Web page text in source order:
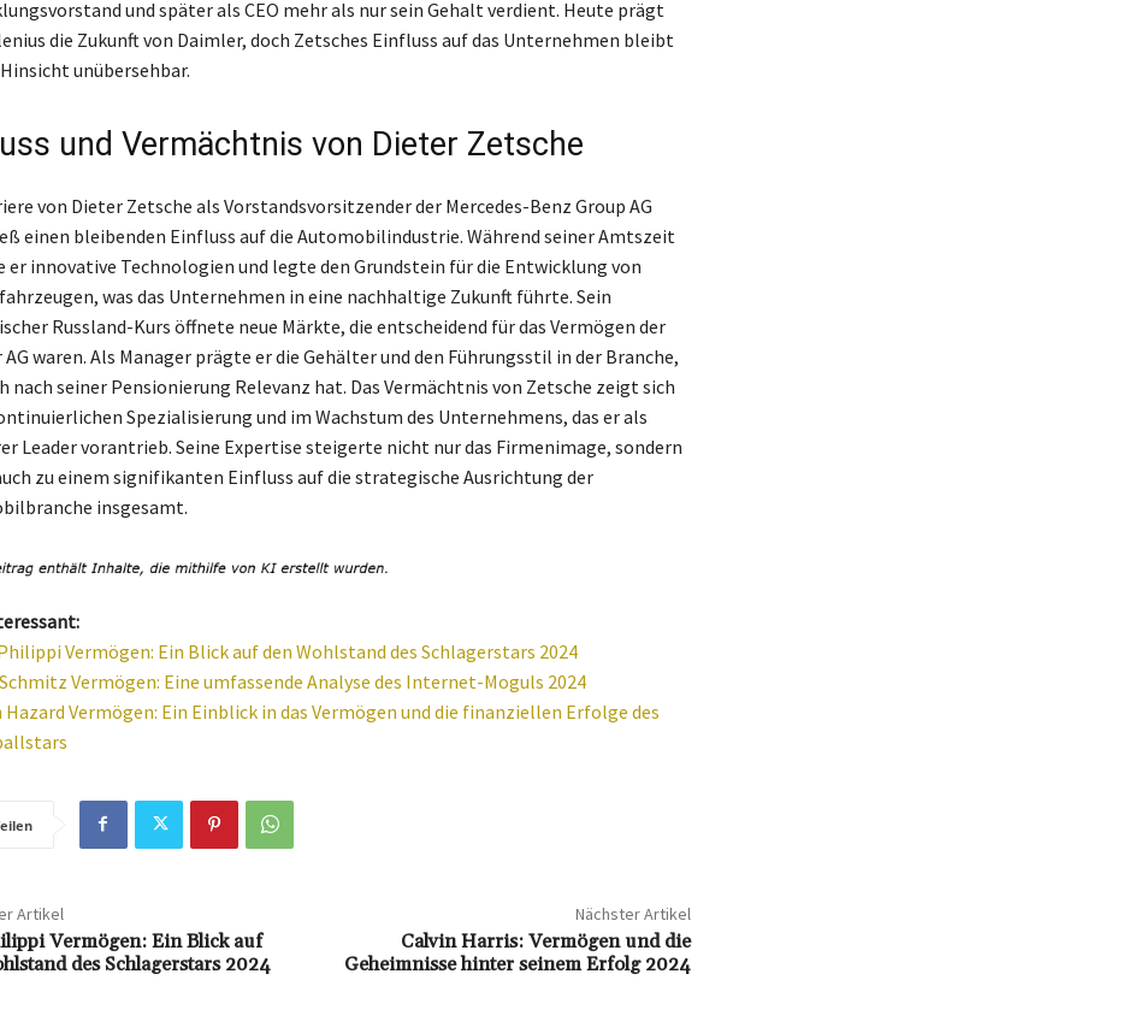
und später als CEO mehr als nur sein Gehalt verdient. Heute prägt
die Zukunft von Daimler, doch Zetsches Einfluss auf das Unternehmen bleibt
unübersehbar.
und Vermächtnis von Dieter Zetsche
von Dieter Zetsche als Vorstandsvorsitzender der Mercedes-Benz Group AG
einen bleibenden Einfluss auf die Automobilindustrie. Während seiner Amtszeit
er innovative Technologien und legte den Grundstein für die Entwicklung von
was das Unternehmen in eine nachhaltige Zukunft führte. Sein
Russland-Kurs öffnete neue Märkte, die entscheidend für das Vermögen der
waren. Als Manager prägte er die Gehälter und den Führungsstil in der Branche,
nach seiner Pensionierung Relevanz hat. Das Vermächtnis von Zetsche zeigt sich
Spezialisierung und im Wachstum des Unternehmens, das er als
Leader vorantrieb. Seine Expertise steigerte nicht nur das Firmenimage, sondern
zu einem signifikanten Einfluss auf die strategische Ausrichtung der
insgesamt.
Vermögen: Ein Blick auf den Wohlstand des Schlagerstars 2024
Vermögen: Eine umfassende Analyse des Internet-Moguls 2024
Hazard Vermögen: Ein Einblick in das Vermögen und die finanziellen Erfolge des
Artikel
Vermögen: Ein Blick auf
des Schlagerstars 2024
Nächster Artikel
Calvin Harris: Vermögen und die
Geheimnisse hinter seinem Erfolg 2024